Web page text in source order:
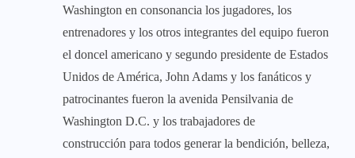
Washington en consonancia los jugadores, los
entrenadores y los otros integrantes del equipo fueron
el doncel americano y segundo presidente de Estados
Unidos de América, John Adams y los fanáticos y
patrocinantes fueron la avenida Pensilvania de
Washington D.C. y los trabajadores de
construcción para todos generar la bendición, belleza,